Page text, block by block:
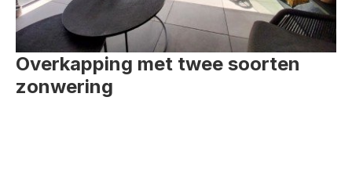
Overkapping met twee soorten
zonwering